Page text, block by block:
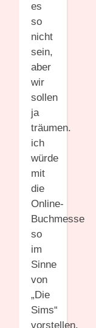
es
so
nicht
sein,
aber
wir
sollen
ja
träumen.
ich
würde
mit
die
Online-
Buchmesse
so
im
Sinne
von
„Die
Sims“
vorstellen.